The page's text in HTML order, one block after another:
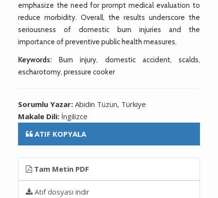
emphasize the need for prompt medical evaluation to
reduce morbidity. Overall, the results underscore the
seriousness of domestic burn injuries and the
importance of preventive public health measures.
Keywords: Burn injury, domestic accident, scalds,
escharotomy, pressure cooker
Sorumlu Yazar:Abidin Tüzün, Türkiye
Makale Dili: İngilizce
ATIF KOPYALA
Tam Metin PDF
Atıf dosyası indir